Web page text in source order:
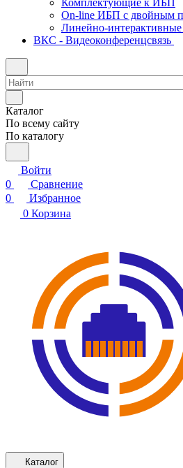
Комплектующие к ИБП
On-line ИБП с двойным
Линейно-
ВКС - Видеоконференцсвязь
Каталог
По всему сайту
По каталогу
Войти
0
Сравнение
0
Избранное
0 Корзина
Каталог